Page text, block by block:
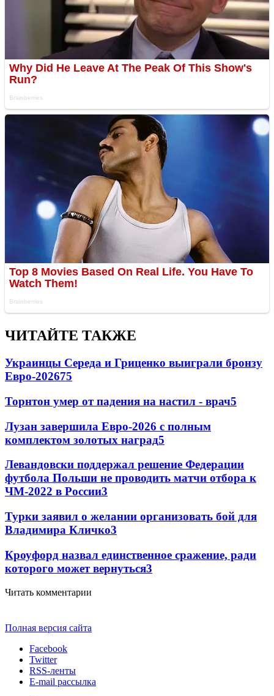
ЧИТАЙТЕ ТАКЖЕ
Украинцы Середа и Гриценко выиграли бронзу
Евро-202675
Торнтон умер от падения на настил - врач5
Лузан завершила Евро-2026 с полным
комплектом золотых наград5
Левандовски поддержал решение Федерации
футбола Польши не проводить матчи отбора к
ЧМ-2022 в России3
Турки заявил о желании организовать бой для
Владимира Кличко3
Кроуфорд назвал единственное сражение, ради
которого может вернуться3
Читать комментарии
Полная версия сайта
Facebook
Twitter
RSS-ленты
E-mail рассылка